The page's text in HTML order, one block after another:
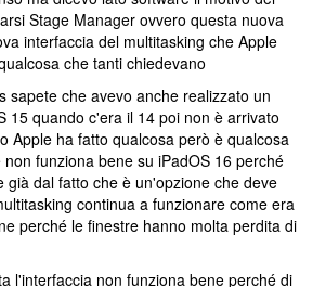
Stage Manager ovvero questa nuova
interfaccia del multitasking che Apple
che tanti chiedevano
sapete che avevo anche realizzato un
15 quando c'era il 14 poi non è arrivato
Apple ha fatto qualcosa però è qualcosa
funziona bene su iPadOS 16 perché
già dal fatto che è un'opzione che deve
continua a funzionare come era
perché le finestre hanno molta perdita di
l'interfaccia non funziona bene perché di